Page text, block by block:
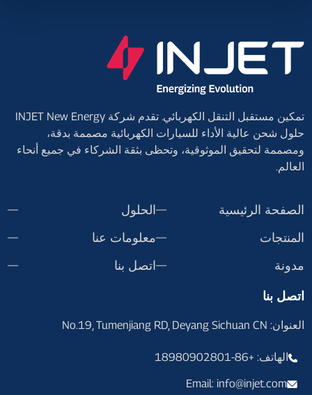
تمكين مستقبل التنقل الكهربائي. تقدم شركة INJET New Energy
حلول شحن عالية الأداء للسيارات الكهربائية مصممة بدقة،
ومصممة لتحقيق الموثوقية، وتحظى بثقة الشركاء في جميع أنحاء
العالم.
الصفحة الرئيسية
الحلول
المنتجات
معلومات عنا
مدونة
اتصل بنا
اتصل بنا
العنوان: No.19, Tumenjiang RD, Deyang Sichuan CN
الهاتف: +86-18980902801
Email: info@injet.com